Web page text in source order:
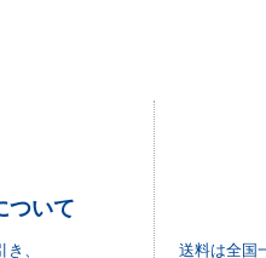
ついて
、 送料は全国